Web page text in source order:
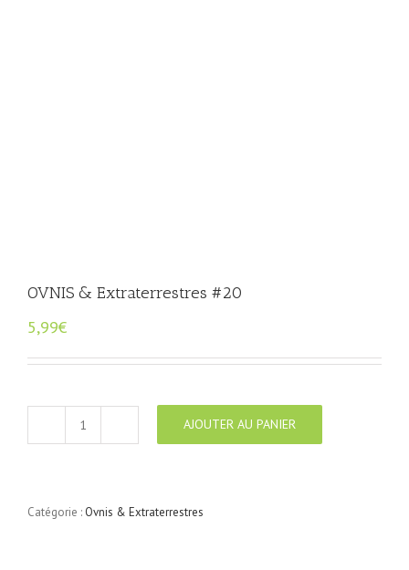
OVNIS & Extraterrestres #20
5,99€
quantité
#20
AJOUTER AU PANIER
Catégorie : Ovnis & Extraterrestres